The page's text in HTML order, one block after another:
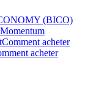
(BICO)
Comment acheter
acheter